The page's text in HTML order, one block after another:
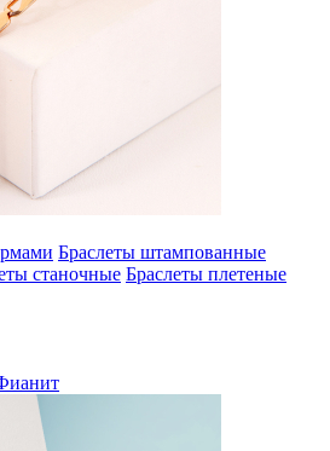
Браслеты штампованные
станочные Браслеты плетеные